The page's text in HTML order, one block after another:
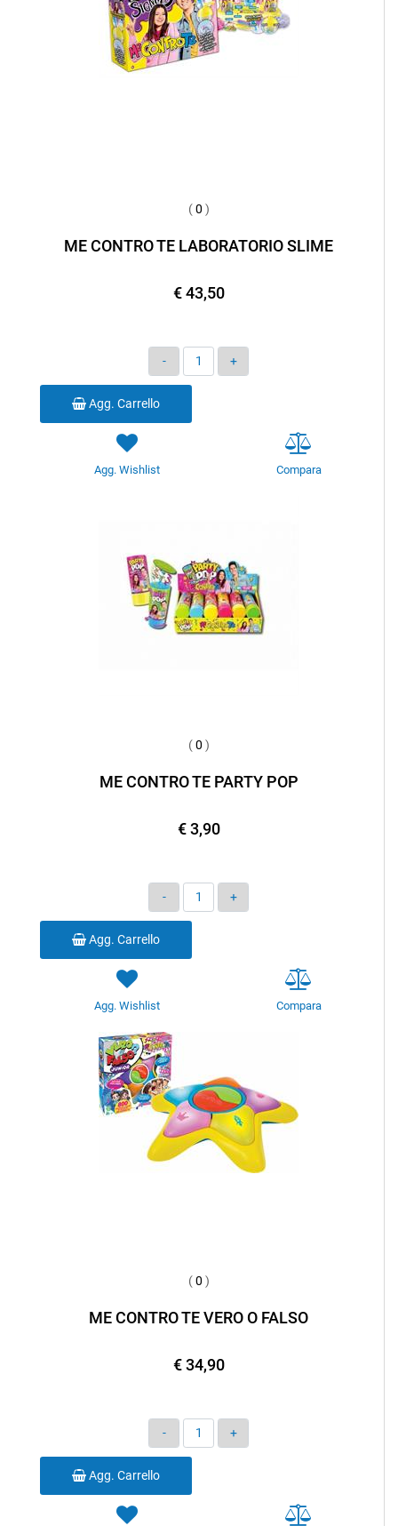
(0 )
ME CONTRO TE LABORATORIO SLIME
€ 43,50
Quantità
Agg. Carrello
Agg. Wishlist Compara
(0 )
ME CONTRO TE PARTY POP
€ 3,90
Quantità
Agg. Carrello
Agg. Wishlist Compara
(0 )
ME CONTRO TE VERO O FALSO
€ 34,90
Quantità
Agg. Carrello